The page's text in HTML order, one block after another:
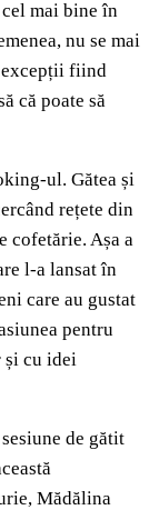
mai bine în
nu se mai
fiind
că poate să
ul. Gătea și
rețete din
cofetărie. Așa a
l-a lansat în
care au gustat
pentru
și cu idei
de gătit
Mădălina